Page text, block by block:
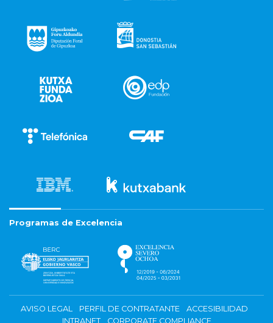
Programas de Excelencia
AVISO LEGAL PERFIL DE CONTRATANTE
ACCESIBILIDAD
INTRANET
CORPORATE COMPLIANCE